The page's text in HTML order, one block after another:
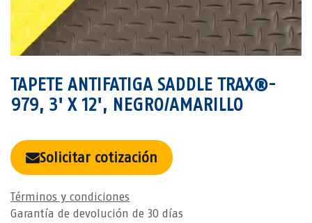
TAPETE ANTIFATIGA SADDLE TRAX®-
979, 3' X 12', NEGRO/AMARILLO
Solicitar cotización
Términos y condiciones
Garantía de devolución de 30 días